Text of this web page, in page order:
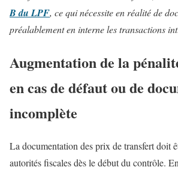
B du LPF, ce qui nécessite en réalité de
préalablement en interne les transactions
Augmentation de la
en cas de défaut ou de
incomplète
La documentation des prix de transfert doit
autorités fiscales dès le début du contrôle.